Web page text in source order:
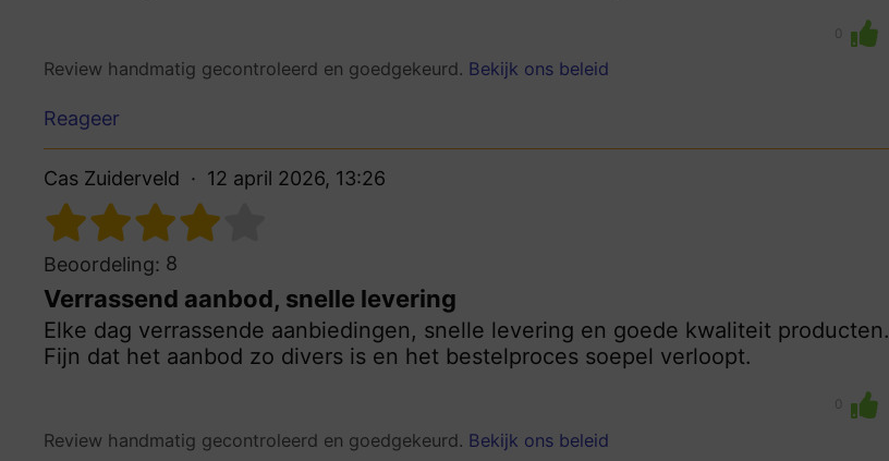
0
Review handmatig gecontroleerd en goedgekeurd. Bekijk ons beleid
Reageer
Cas Zuiderveld 12 april 2026, 13:26
Beoordeling: 8
Verrassend aanbod, snelle levering
Elke dag verrassende aanbiedingen, snelle levering en goede kwaliteit producten.
Fijn dat het aanbod zo divers is en het bestelproces soepel verloopt.
0
Review handmatig gecontroleerd en goedgekeurd. Bekijk ons beleid